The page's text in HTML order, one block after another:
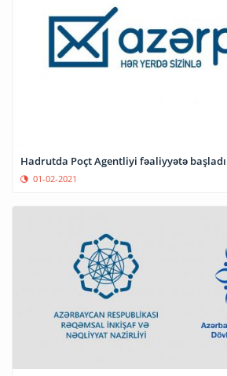
Hadrutda Poçt Agentliyi fəaliyyətə başladı
01-02-2021